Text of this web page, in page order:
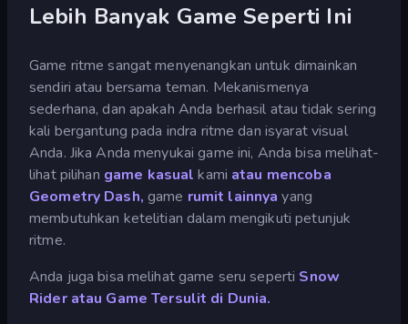
Lebih Banyak Game Seperti Ini
Game ritme sangat menyenangkan untuk dimainkan
sendiri atau bersama teman. Mekanismenya
sederhana, dan apakah Anda berhasil atau tidak sering
kali bergantung pada indra ritme dan isyarat visual
Anda. Jika Anda menyukai game ini, Anda bisa melihat-
lihat pilihan game kasual kami atau mencoba
Geometry Dash, game rumit lainnya yang
membutuhkan ketelitian dalam mengikuti petunjuk
ritme.
Anda juga bisa melihat game seru seperti Snow
Rider atau Game Tersulit di Dunia.